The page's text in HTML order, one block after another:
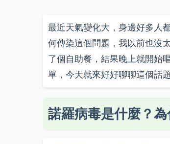
最近天氣變化大，身邊好多人
何傳染這個問題，我以前也沒
了個自助餐，結果晚上就開始
單，今天就來好好聊聊這個話題
諾羅病毒是什麼？